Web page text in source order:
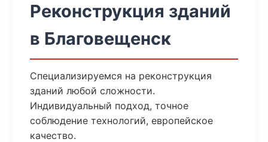
Реконструкция зданий
в Благовещенск
Специализируемся на реконструкция
зданий любой сложности.
Индивидуальный подход, точное
соблюдение технологий, европейское
качество.